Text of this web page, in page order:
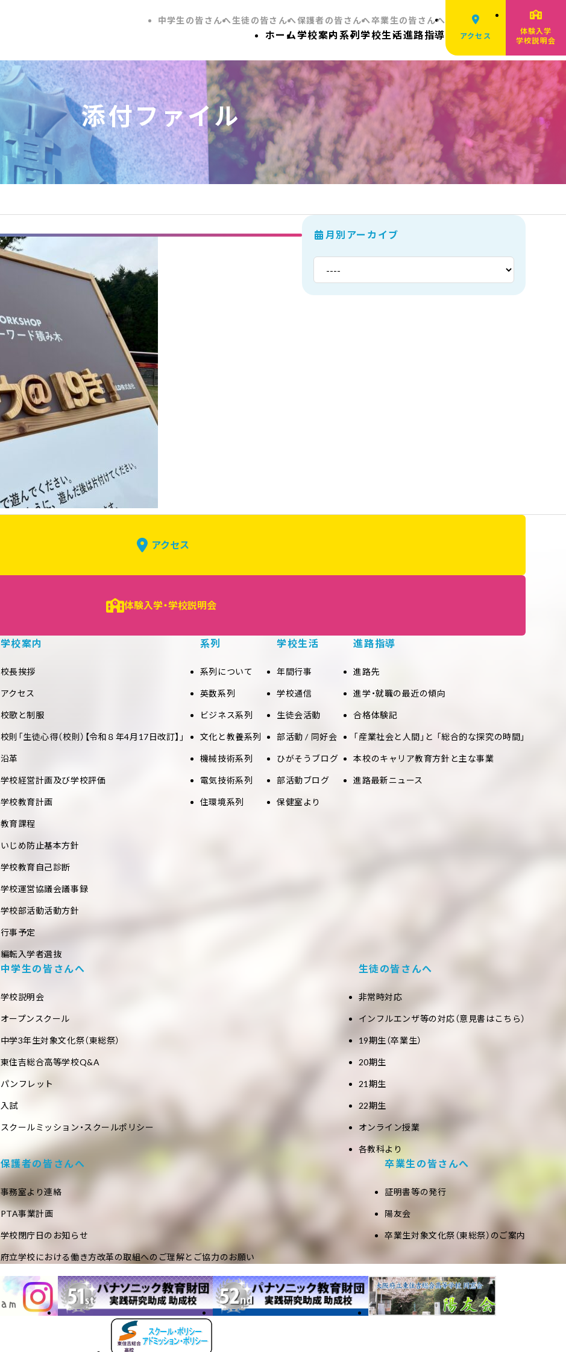
中学生の皆さんへ生徒の皆さんへ保護者の皆さんへ卒業生の皆さんへ
ホーム 学校案内 系列学校生活進路指導 アクセス
体験入学
学校説明会
添付ファイル
月別アーカイブ
アクセス
体験入学・学校説明会
学校案内
校長挨拶
アクセス
校歌と制服
校則「生徒心得（校則）【令和８年4月17日改訂】」
沿革
学校経営計画及び学校評価
学校教育計画
教育課程
いじめ防止基本方針
学校教育自己診断
学校運営協議会議事録
学校部活動活動方針
行事予定
編転入学者選抜
系列
系列について
英数系列
ビジネス系列
文化と教養系列
機械技術系列
電気技術系列
住環境系列
学校生活
年間行事
学校通信
生徒会活動
部活動 / 同好会
ひがそうブログ
部活動ブログ
保健室より
進路指導
進路先
進学・就職の最近の傾向
合格体験記
「産業社会と人間」と 「総合的な探究の時間」
本校のキャリア教育方針と主な事業
進路最新ニュース
中学生の皆さんへ
学校説明会
オープンスクール
中学3年生対象文化祭（東総祭）
東住吉総合高等学校Q&A
パンフレット
入試
スクールミッション・スクールポリシー
生徒の皆さんへ
非常時対応
インフルエンザ等の対応（意見書はこちら）
19期生（卒業生）
20期生
21期生
22期生
オンライン授業
各教科より
保護者の皆さんへ
事務室より連絡
PTA事業計画
学校閉庁日のお知らせ
府立学校における働き方改革の取組へのご理解とご協力のお願い
卒業生の皆さんへ
証明書等の発行
陽友会
卒業生対象文化祭（東総祭）のご案内